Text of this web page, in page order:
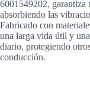
6001549202, garantiza
absorbiendo las
Fabricado con
una larga vida útil y
diario, protegiendo
conducción.